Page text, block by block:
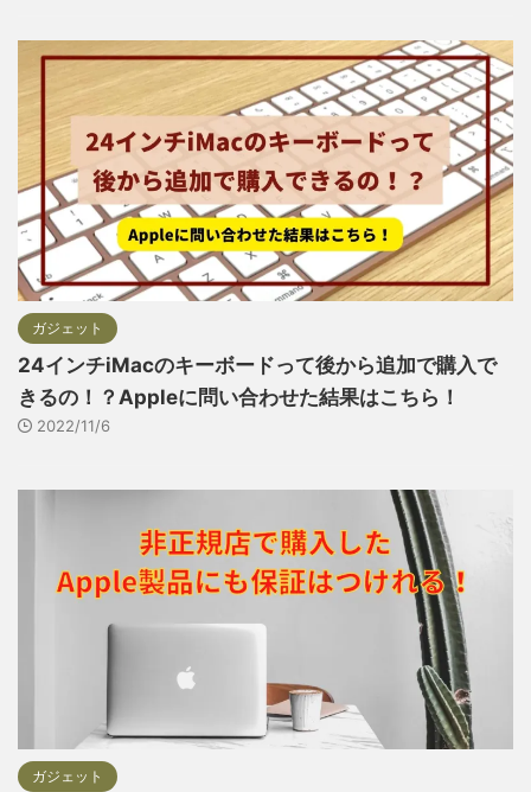
ガジェット
24インチiMacのキーボードって後から追加で購入で
きるの！？Appleに問い合わせた結果はこちら！
2022/11/6
ガジェット